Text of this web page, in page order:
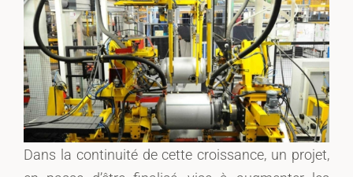
Dans la continuité de cette croissance, un projet,